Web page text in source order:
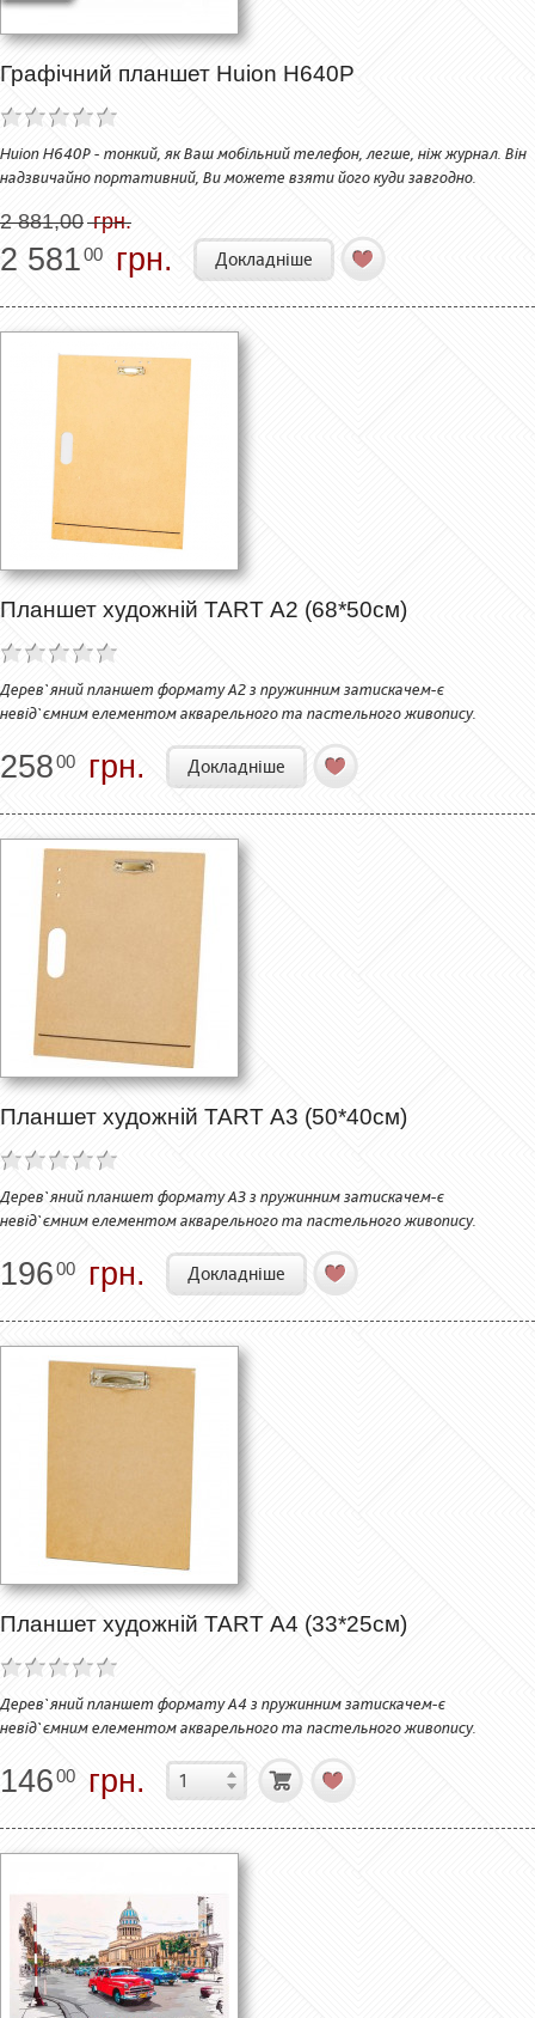
Графічний планшет Huion H640P
Huion H640P - тонкий, як Ваш мобільний телефон, легше, ніж журнал. Він
надзвичайно портативний, Ви можете взяти його куди завгодно.
2 881,00грн.
2 58100 грн. Докладніше
Планшет художній TART А2 (68*50см)
Дерев`яний планшет формату А2 з пружинним затискачем-є
невід`ємним елементом акварельного та пастельного живопису.
25800 грн. Докладніше
Планшет художній TART А3 (50*40см)
Дерев`яний планшет формату А3 з пружинним затискачем-є
невід`ємним елементом акварельного та пастельного живопису.
19600 грн. Докладніше
Планшет художній TART А4 (33*25см)
Дерев`яний планшет формату А4 з пружинним затискачем-є
невід`ємним елементом акварельного та пастельного живопису.
14600 грн.